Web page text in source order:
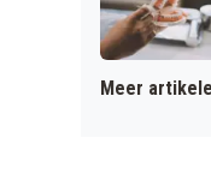
Meer